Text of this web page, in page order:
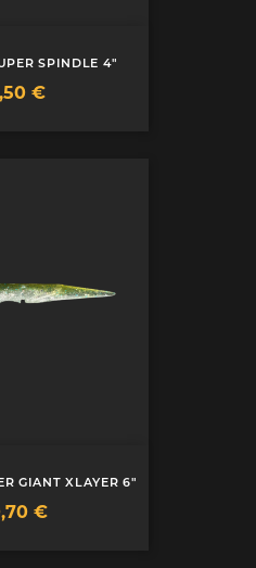
SPINDLE 4"
€
GIANT XLAYER 6"
€